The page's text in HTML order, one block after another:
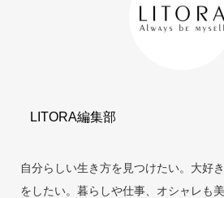
LITORA編集部
自分らしい生き方を見つけたい。大好
をしたい。暮らしや仕事、オシャレも